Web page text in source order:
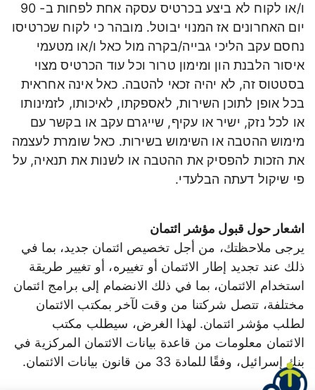
ו/או לקוח לא ביצע בכרטיס עסקה אחת לפחות ב- 90
יום האחרונים אז המנוי יבוטל. מובהר כי לקוח שכרטיסו
נחסם עקב הליכי גבייה/בקרה מול כאל ו/או מטעמי
איסור הלבנת הון ומימון טרור וכל עוד הכרטיס מצוי
בסטטוס זה, לא יהיה זכאי להטבה. כאל אינה אחראית
בכל אופן לתוכן השירות, לאספקתו, לאיכותו, לזמינותו
או לכל נזק, ישיר או עקיף, שייגרם עקב או בקשר עם
מימוש ההטבה או השימוש בשירות. כאל שומרת לעצמה
את הזכות להפסיק את ההטבה או לשנות את תנאיה, על
פי שיקול דעתה הבלעדי.
اشعار حول قبول مؤشر ائتمان
يرجى ملاحظتك، من أجل تخصيص ائتمان جديد، بما في
ذلك عند تجديد إطار الائتمان أو تغييره، أو تغيير طريقة
استخدام الائتمان، بما في ذلك الانضمام إلى برامج ائتمان
مختلفة، تتصل شركتنا من وقت لآخر بمكتب الائتمان
لطلب مؤشر ائتمان. لهذا الغرض، سيطلب مكتب
الائتمان معلومات من قاعدة بيانات الائتمان المركزية في
بنك إسرائيل، وفقًا للمادة 33 من قانون بيانات الائتمان.